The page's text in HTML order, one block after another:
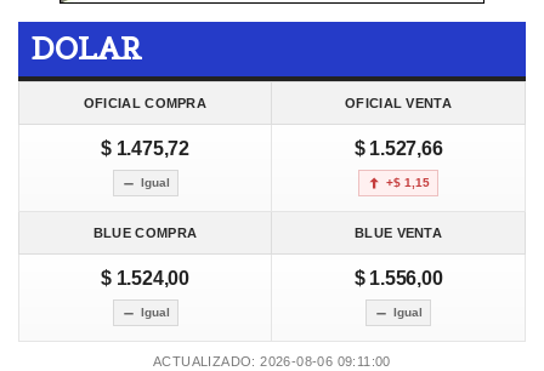
DOLAR
OFICIAL COMPRA OFICIAL VENTA
$ 1.475,72
Igual
$ 1.527,66
+$ 1,15
BLUE COMPRA BLUE VENTA
$ 1.524,00
Igual
$ 1.556,00
Igual
ACTUALIZADO: 2026-08-06 09:11:00